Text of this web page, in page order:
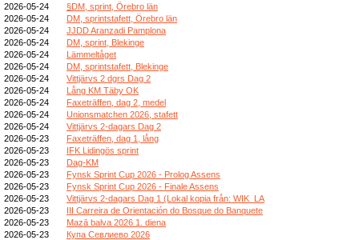
2026-05-24
§DM, sprint, Örebro län
2026-05-24
DM, sprintstafett, Örebro län
2026-05-24
JJDD Aranzadi Pamplona
2026-05-24
DM, sprint, Blekinge
2026-05-24
Lämmeltåget
2026-05-24
DM, sprintstafett, Blekinge
2026-05-24
Vittjärvs 2 dgrs Dag 2
2026-05-24
Lång KM Täby OK
2026-05-24
Faxeträffen, dag 2, medel
2026-05-24
Unionsmatchen 2026, stafett
2026-05-24
Vittjärvs 2-dagars Dag 2
2026-05-23
Faxeträffen, dag 1, lång
2026-05-23
IFK Lidingös sprint
2026-05-23
Dag-KM
2026-05-23
Fynsk Sprint Cup 2026 - Prolog Assens
2026-05-23
Fynsk Sprint Cup 2026 - Finale Assens
2026-05-23
Vittjärvs 2-dagars Dag 1 (Lokal kopia från: WIK_LA
2026-05-23
III Carreira de Orientación do Bosque do Banquete
2026-05-23
Mazā balva 2026 1. diena
2026-05-23
Купа Севлиево 2026